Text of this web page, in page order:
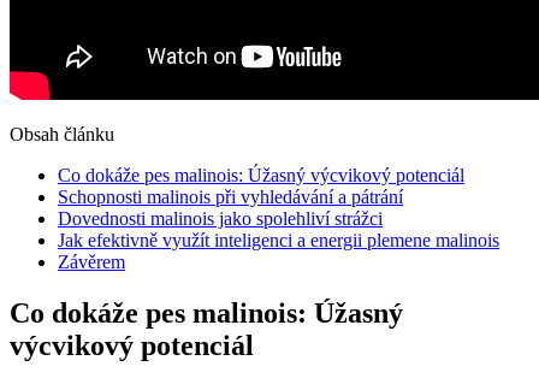
Obsah článku
Co dokáže pes malinois: Úžasný výcvikový potenciál
Schopnosti malinois při vyhledávání a pátrání
Dovednosti malinois jako spolehliví strážci
Jak efektivně využít inteligenci a energii plemene malinois
Závěrem
Co dokáže pes malinois: Úžasný
výcvikový potenciál